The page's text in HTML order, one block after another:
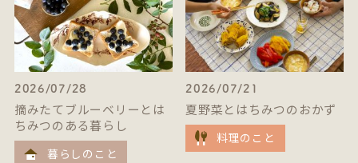
2026/07/28
摘みたてブルーベリーとは
ちみつのある暮らし
暮らしのこと
2026/07/21
夏野菜とはちみつのおかず
料理のこと